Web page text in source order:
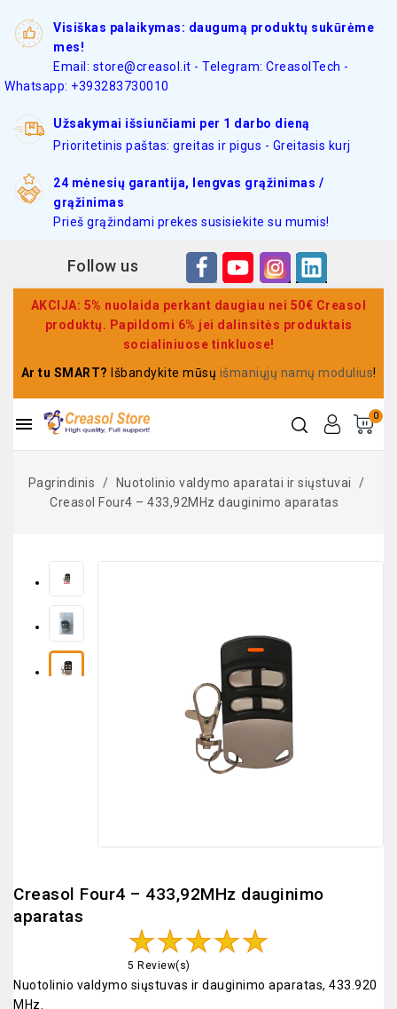
Visiškas palaikymas: daugumą produktų sukūrėme
mes!
Email: store@creasol.it - Telegram: CreasolTech -
Whatsapp: +393283730010
Užsakymai išsiunčiami per 1 darbo dieną
Prioritetinis paštas: greitas ir pigus - Greitasis kurj
24 mėnesių garantija, lengvas grąžinimas /
grąžinimas
Prieš grąžindami prekes susisiekite su mumis!
Follow us
AKCIJA: 5% nuolaida perkant daugiau nei 50€ Creasol
produktų. Papildomi 6% jei dalinsitės produktais
socialiniuose tinkluose!
Ar tu SMART? Išbandykite mūsų išmaniųjų namų modulius!
0

Pagrindinis
Nuotolinio valdymo aparatai ir siųstuvai
Creasol Four4 – 433,92MHz dauginimo aparatas
Creasol Four4 – 433,92MHz dauginimo
aparatas
5 Review(s)
Nuotolinio valdymo siųstuvas ir dauginimo aparatas, 433.920
MHz.